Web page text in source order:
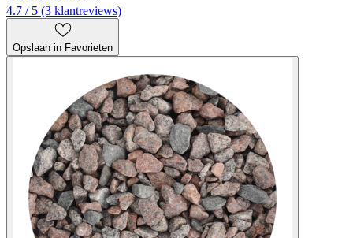
4.7 / 5 (3 klantreviews)
Opslaan in Favorieten